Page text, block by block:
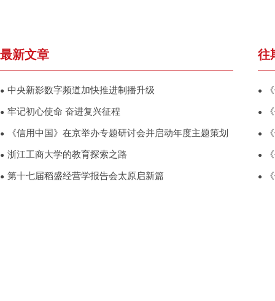
最新文章
● 中央新影数字频道加快推进制播升级
● 牢记初心使命 奋进复兴征程
● 《信用中国》在京举办专题研讨会并启动年度主题策划
● 浙江工商大学的教育探索之路
● 第十七届稻盛经营学报告会太原启新篇
往
●
●
●
●
●